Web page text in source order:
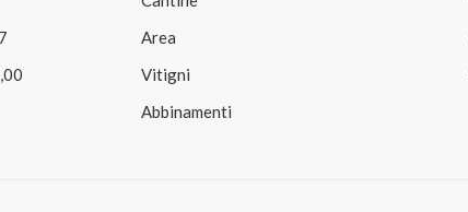
Area
Vitigni
Abbinamenti